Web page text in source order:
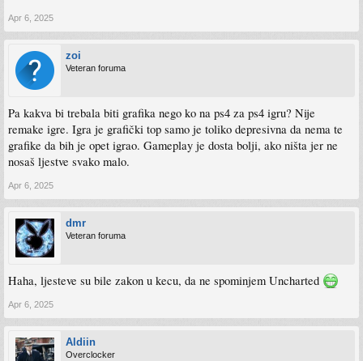
Apr 6, 2025
zoi
Veteran foruma
Pa kakva bi trebala biti grafika nego ko na ps4 za ps4 igru? Nije
remake igre. Igra je grafički top samo je toliko depresivna da nema te
grafike da bih je opet igrao. Gameplay je dosta bolji, ako ništa jer ne
nosaš ljestve svako malo.
Apr 6, 2025
dmr
Veteran foruma
Haha, ljesteve su bile zakon u kecu, da ne spominjem Uncharted
Apr 6, 2025
Aldiin
Overclocker